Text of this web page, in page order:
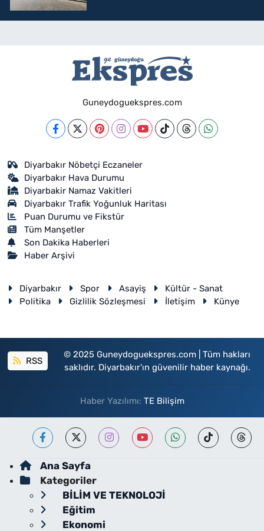
Guneydoguekspres.com
Diyarbakır Nöbetçi Eczaneler
Diyarbakır Hava Durumu
Diyarbakir Namaz Vakitleri
Diyarbakır Trafik Yoğunluk Haritası
Puan Durumu ve Fikstür
Tüm Manşetler
Son Dakika Haberleri
Haber Arşivi
Diyarbakır Spor Asayiş
Kültür - Sanat
Politika
Gizlilik Sözleşmesi İletişim Künye
RSS
© 2025 Guneydoguekspres.com | Tüm hakları
saklıdır. Diyarbakır'ın güvenilir haber kaynağı.
Haber Yazılımı: TE Bilişim
Ana Sayfa
Kategoriler
BİLİM VE TEKNOLOJİ
Eğitim
Ekonomi